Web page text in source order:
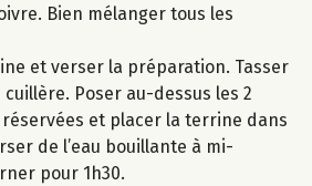
Bien mélanger tous les
et verser la préparation. Tasser
cuillère. Poser au-dessus les 2
et placer la terrine dans
de l’eau bouillante à mi-
pour 1h30.